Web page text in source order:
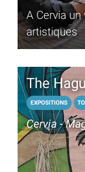
A Cervia
artistiques
The
EXPOSITIONS
Cervia -